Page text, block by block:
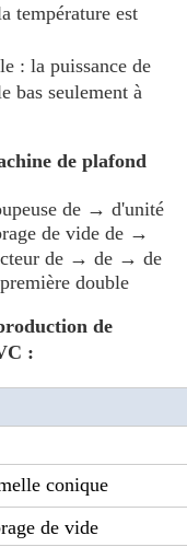
température est
: la puissance de
bas seulement à
de plafond
de → d'unité
de vide de →
de → de → de
double
de
:
conique
de vide